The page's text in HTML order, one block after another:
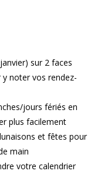
sur 2 faces
noter vos rendez-
jours fériés en
plus facilement
et fêtes pour
main
votre calendrier